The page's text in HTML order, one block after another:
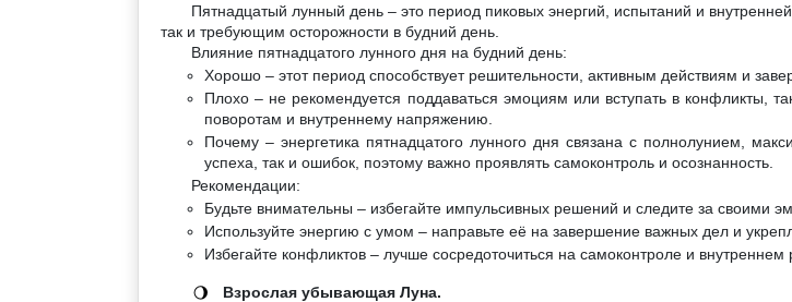
Пятнадцатый лунный день – это период пиковых энергий, испытаний и
так и требующим осторожности в будний день.
Влияние пятнадцатого лунного дня на будний день:
Хорошо – этот период способствует решительности, активным действиям и
Плохо – не рекомендуется поддаваться эмоциям или вступать в конфликты,
поворотам и внутреннему напряжению.
Почему – энергетика пятнадцатого лунного дня связана с полнолунием,
успеха, так и ошибок, поэтому важно проявлять самоконтроль и осознанность.
Рекомендации:
Будьте внимательны – избегайте импульсивных решений и следите за своими
Используйте энергию с умом – направьте её на завершение важных дел и
Избегайте конфликтов – лучше сосредоточиться на самоконтроле и внутреннем
🌖 Взрослая убывающая Луна.